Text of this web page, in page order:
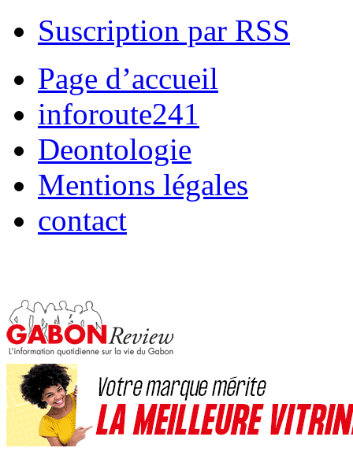
Suscription par RSS
Page d’accueil
inforoute241
Deontologie
Mentions légales
contact